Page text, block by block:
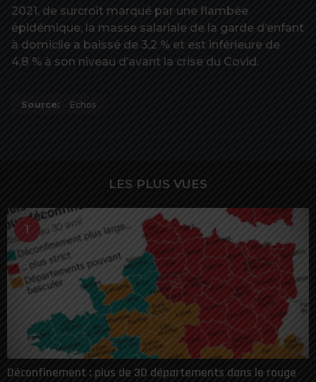
2021, de surcroît marqué par une flambée
épidémique, la masse salariale de la garde d’enfant
à domicile a baissé de 3,2 % et est inférieure de
4,8 % à son niveau d’avant la crise du Covid.
Source: Echos
LES PLUS VUES
1
Déconfinement : plus de 30 départements dans le rouge